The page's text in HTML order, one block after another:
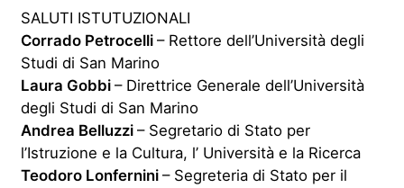
SALUTI ISTUTUZIONALI
Corrado Petrocelli – Rettore dell’Università degli
Studi di San Marino
Laura Gobbi – Direttrice Generale dell’Università
degli Studi di San Marino
Andrea Belluzzi – Segretario di Stato per
l’Istruzione e la Cultura, l’ Università e la Ricerca
Teodoro Lonfernini – Segreteria di Stato per il